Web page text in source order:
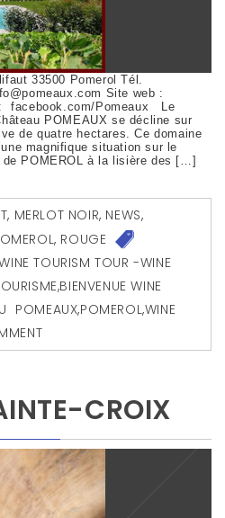
33500 Pomerol Tél.
Site web :
facebook.com/Pomeaux Le
POMEAUX se décline sur
de quatre hectares. Ce domaine
magnifique situation sur le
POMEROL à la lisière des […]
, MERLOT NOIR, NEWS,
, ROUGE
TOURISM TOUR -WINE
,BIENVENUE WINE
POMEAUX,POMEROL,WINE
CROIX